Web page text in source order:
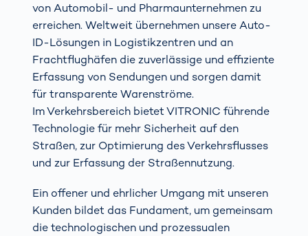
von Automobil- und Pharmaunternehmen zu
erreichen. Weltweit übernehmen unsere Auto-
ID-Lösungen in Logistikzentren und an
Frachtflughäfen die zuverlässige und effiziente
Erfassung von Sendungen und sorgen damit
für transparente Warenströme.
Im Verkehrsbereich bietet VITRONIC führende
Technologie für mehr Sicherheit auf den
Straßen, zur Optimierung des Verkehrsflusses
und zur Erfassung der Straßennutzung.
Ein offener und ehrlicher Umgang mit unseren
Kunden bildet das Fundament, um gemeinsam
die technologischen und prozessualen